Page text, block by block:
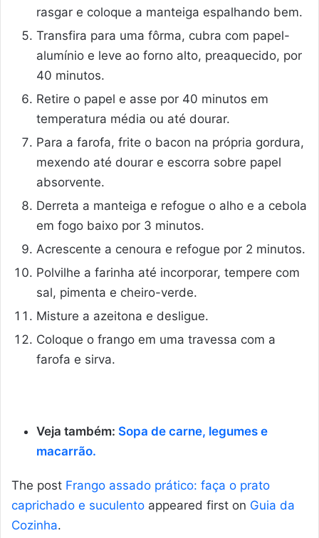
rasgar e coloque a manteiga espalhando bem.
Transfira para uma fôrma, cubra com papel-
alumínio e leve ao forno alto, preaquecido, por
40 minutos.
Retire o papel e asse por 40 minutos em
temperatura média ou até dourar.
Para a farofa, frite o bacon na própria gordura,
mexendo até dourar e escorra sobre papel
absorvente.
Derreta a manteiga e refogue o alho e a cebola
em fogo baixo por 3 minutos.
Acrescente a cenoura e refogue por 2 minutos.
Polvilhe a farinha até incorporar, tempere com
sal, pimenta e cheiro-verde.
Misture a azeitona e desligue.
Coloque o frango em uma travessa com a
farofa e sirva.
Veja também: Sopa de carne, legumes e
macarrão.
The post Frango assado prático: faça o prato
caprichado e suculento appeared first on Guia da
Cozinha.